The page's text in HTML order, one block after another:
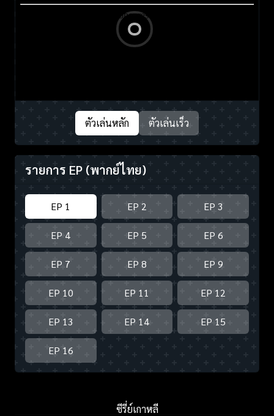
ตัวเล่นหลัก ตัวเล่นเร็ว
รายการ EP (พากย์ไทย)
EP 1 EP 2 EP 3
EP 4 EP 5 EP 6
EP 7 EP 8 EP 9
EP 10 EP 11 EP 12
EP 13 EP 14 EP 15
EP 16
ซีรี่ย์เกาหลี